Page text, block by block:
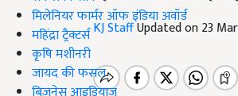
मिलेनियर फार्मर ऑफ इंडिया अवॉर्ड
महिंद्रा ट्रैक्टर्स
कृषि मशीनरी
जायद की फसल
KJ StaffUpdated on 23